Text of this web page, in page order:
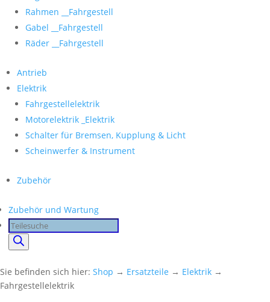
Rahmen __Fahrgestell
Gabel __Fahrgestell
Räder __Fahrgestell
Antrieb
Elektrik
Fahrgestellelektrik
Motorelektrik _Elektrik
Schalter für Bremsen, Kupplung & Licht
Scheinwerfer & Instrument
Zubehör
Zubehör und Wartung
Products
search
Sie befinden sich hier: Shop → Ersatzteile → Elektrik →
Fahrgestellelektrik